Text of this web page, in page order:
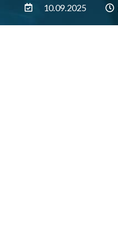
10.09.2025